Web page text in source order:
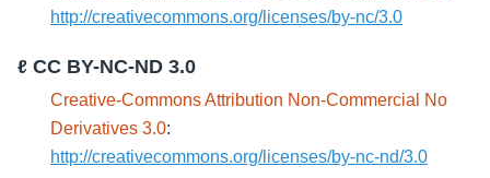
http://creativecommons.org/licenses/by-nc/3.0
ℓ CC BY-NC-ND 3.0
Creative-Commons Attribution Non-Commercial No
Derivatives 3.0:
http://creativecommons.org/licenses/by-nc-nd/3.0